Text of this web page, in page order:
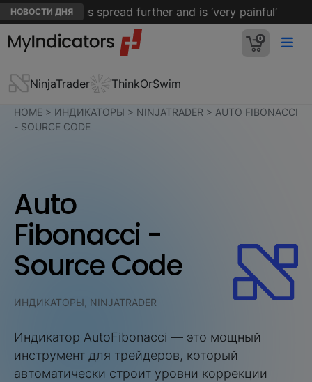
НОВОСТИ ДНЯ
cancer has spread further and is ‘very painful’
0
NinjaTrader ThinkOrSwim
HOME > ИНДИКАТОРЫ > NINJATRADER > AUTO FIBONACCI
- SOURCE CODE
Auto
Fibonacci -
Source Code
ИНДИКАТОРЫ, NINJATRADER
Индикатор AutoFibonacci — это мощный
инструмент для трейдеров, который
автоматически строит уровни коррекции